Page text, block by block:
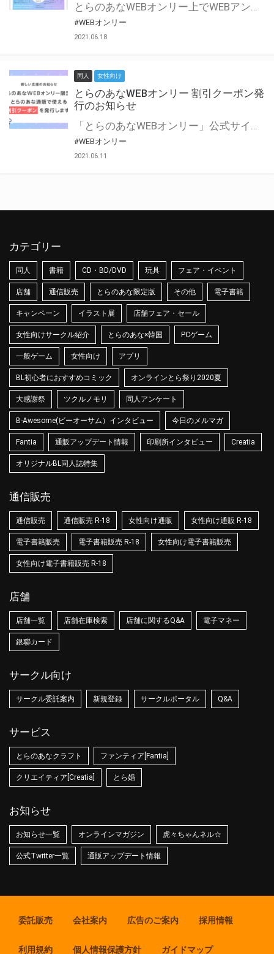
とらのあなWEBオンリー上でWEBアンソロジーが作成できる「記念コメント」について、その使い方や作成手順を解説します！ 支援タイプを「サークル参加型」「サークル参加型・マルシェ(イベント会場)機能付き」でお申し込みいただいている主催者様はぜひご活用ください♪ とらのあなWEBオンリーサイトはこちら
#WEBオンリー
2021.06.18
同人 女性向け
とらのあなWEBオンリー 割引クーポン発
行のお知らせ
「とらのあなWEBオンリー」公式サイトでとらのあな通販の「割引クーポン」を配布中！ イベントごとに開催当日限定で使える割引クーポンのシリアルコードを発行します。 とらのあなWEBオンリーのページをチェックして、イベント当日にお得にお買い物を楽しみましょう♪ ※本キャンペーンは予告なく終了する場合がございます。 とらのあなWEBオンリーサイトはこちら
#WEBオンリー
2021.06.11
カテゴリー
同人 書籍 CD・BD/DVD 玩具 フェア・イベント
店舗 通信販売 とらのあな限定版 その他 電子書籍
キャンペーン イラスト展 店舗フェア・セール
女性向けサークル紹介 とらのあな×韓国 PCゲーム
一般ゲーム 女性向け アプリ
BL初心者におすすめコミック オンラインとら祭り2020夏
大感謝祭 ツクルノモリ 同人アンケート
B-Awesome(ビーオーサム）インタビュー 今日のメルマガ
Fantia 通販アップデート情報 印刷所インタビュー Creatia
オリジナルBL同人誌特集
通信販売
通信販売 通信販売 R-18 女性向け通販 女性向け通販 R-18
電子書籍販売 電子書籍販売 R-18 女性向け電子書籍販売
女性向け電子書籍販売 R-18
店舗
店舗一覧 店舗在庫検索 店舗に関するQ&A 電子マネー
銀聯カード
サークル向け
サークル委託案内 新規登録 サークルポータル Q&A
サービス
とらのあなクラフト ファンティア[Fantia]
クリエイティア[Creatia] とら婚
お知らせ
お知らせ一覧 オンラインマガジン 虎々ちゃんネル☆
公式Twitter一覧 通販アップデート情報
委託販売 会社案内 広告のご案内 採用情報
利用規約 個人情報保護方針 ガイドマップ